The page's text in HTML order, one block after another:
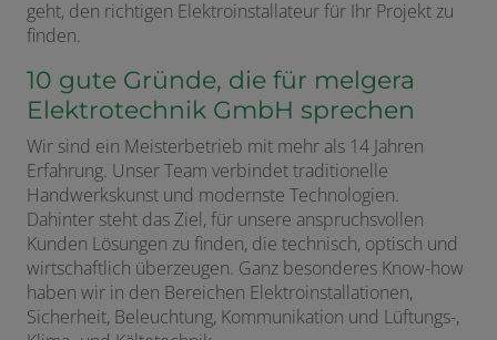
geht, den richtigen Elektroinstallateur für Ihr Projekt zu
finden.
10 gute Gründe, die für melgera
Elektrotechnik GmbH sprechen
Wir sind ein Meisterbetrieb mit mehr als 14 Jahren
Erfahrung. Unser Team verbindet traditionelle
Handwerkskunst und modernste Technologien.
Dahinter steht das Ziel, für unsere anspruchsvollen
Kunden Lösungen zu finden, die technisch, optisch und
wirtschaftlich überzeugen. Ganz besonderes Know-how
haben wir in den Bereichen Elektroinstallationen,
Sicherheit, Beleuchtung, Kommunikation und Lüftungs-,